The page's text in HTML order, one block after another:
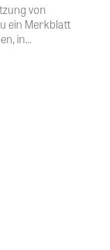
von
ein Merkblatt
in...